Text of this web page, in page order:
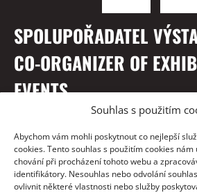
Souhlas s použitím
Abychom vám mohli poskytnout co nejlepší
cookies. Tento souhlas s použitím cookies
chování při procházení tohoto webu a
identifikátory. Nesouhlas nebo odvolání
ovlivnit některé vlastnosti nebo služby
SPOLUPOŘADATEL
CO-ORGANIZER OF
EVENTS